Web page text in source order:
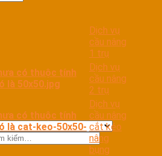
Dịch vụ
cầu nâng
1 trụ
Dịch vụ
cầu nâng
2 trụ
Dịch vụ
cầu nâng
cắt kéo
nâng
bụng